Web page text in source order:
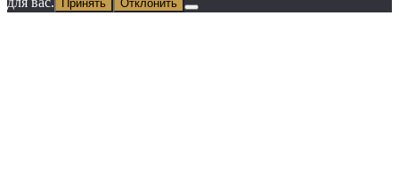
Принять Отклонить